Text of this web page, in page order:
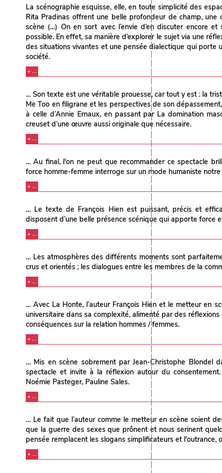
La scénographie esquisse, elle, en toute simplicité des
Rita Pradinas offrent une belle profondeur de champ, une
scène (…) On en sort avec l’envie d’en discuter encore
possible. En effet, sa manière d’explorer le sujet via une
des situations vivantes et une pensée dialectique qui
société.
+ ...
… Son texte est une véritable prouesse, car tout y est : la
Me Too en filigrane et les perspectives de son
à celle d’Annie Ernaux, en passant par La domination
creuset d’une œuvre aussi originale que nécessaire.
+ ...
… Au final, l'on ne peut que recommander ce spectacle
force homme-femme interroge sur un mode humaniste
+ ...
… Le texte de François Hien est puissant, précis et
disposent d’une belle présence scénique qui apporte force
+ ...
… Les atmosphères des différents moments sont
crus et orientés ; les dialogues entre les membres de la
+ ...
… Avec La Honte, l’auteur François Hien et le metteur en
universitaire dans sa complexité, alimenté par des
conséquences sur la relation hommes / femmes.
+ ...
… Mis en scène sobrement par Jean-Christophe Blondel
spectacle et invite à la réflexion autour du
Noémie Pasteger, Pauline Sales.
+ ...
… Le fait que l’auteur comme le metteur en scène soient
que la guerre des sexes que prônent et nous serinent
pensée remplacent les slogans simplificateurs et
+ ...